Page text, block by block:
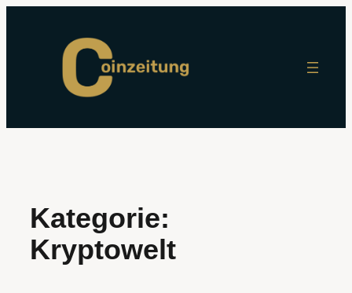
springen
Kategorie:
Kryptowelt